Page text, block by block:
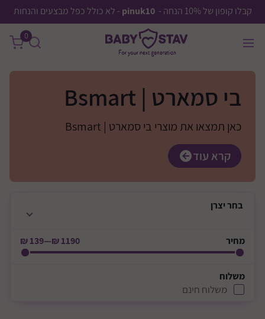
קבלו קופון של 10% הנחה - pinuk10 - לא כולל כפל מבצעים והנחות
0
בי סמארט | Bsmart
כאן תמצאו את מוצרי בי סמארט | Bsmart
קרא עוד
בחריצרן
מחיר 1190 ₪
—
139 ₪
משלוח
משלוח חינם